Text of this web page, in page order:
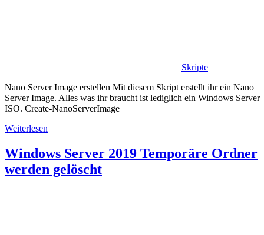
Skripte
Nano Server Image erstellen Mit diesem Skript erstellt ihr ein Nano
Server Image. Alles was ihr braucht ist lediglich ein Windows Server
ISO. Create-NanoServerImage
Weiterlesen
Windows Server 2019 Temporäre Ordner
werden gelöscht